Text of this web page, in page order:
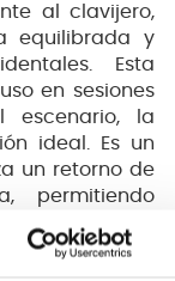
al clavijero,
equilibrada y
Esta
en sesiones
escenario, la
ideal. Es un
un retorno de
permitiendo